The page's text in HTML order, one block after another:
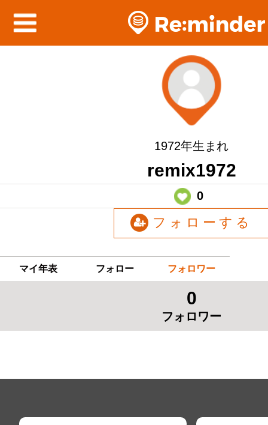
1972年生まれ
remix1972
0
フォローする
マイ年表 フォロー フォロワー
0
フォロワー